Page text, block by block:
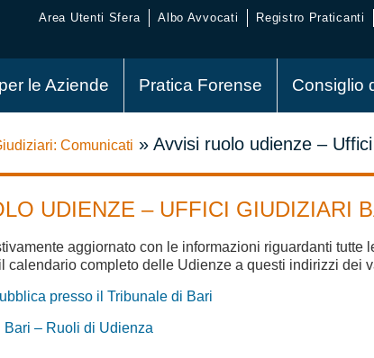
Area Utenti Sfera Albo Avvocati Registro Praticanti
le Aziende Pratica Forense Consiglio
Comunicati » Avvisi ruolo udienze –
UDIENZE – UFFICI GIUDIZIARI
aggiornato con le informazioni riguardanti tutte
calendario completo delle Udienze a questi indirizzi dei
presso il Tribunale di Bari
Bari – Ruoli di Udienza